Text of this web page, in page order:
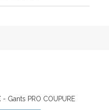
- Gants PRO COUPURE